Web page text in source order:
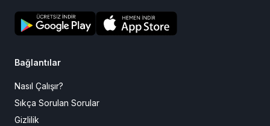
Bağlantılar
Nasıl Çalışır?
Sıkça Sorulan Sorular
Gizlilik